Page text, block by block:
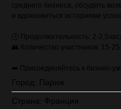
среднего бизнеса, обсудить
и вдохновиться историями
🕒 Продолжительность: 2-
👥 Количество участников: 15-
➡️ Присоединяйтесь к бизнес-
Город: Париж
Страна: Франция